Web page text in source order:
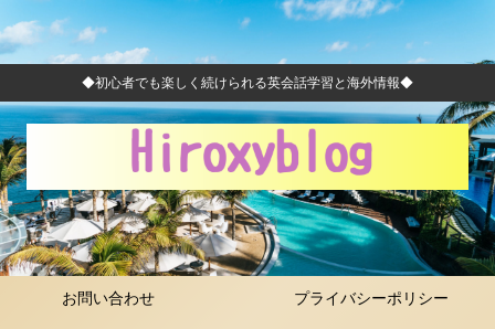
◆初心者でも楽しく続けられる英会話学習と海外情報◆
お問い合わせ プライバシーポリシー